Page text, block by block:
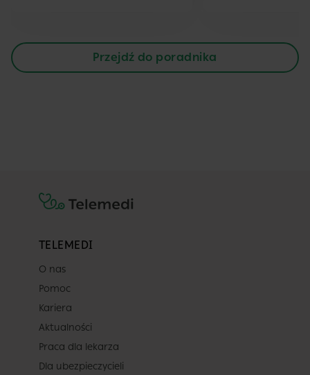
Przejdź do poradnika
TELEMEDI
O nas
Pomoc
Kariera
Aktualności
Praca dla lekarza
Dla ubezpieczycieli